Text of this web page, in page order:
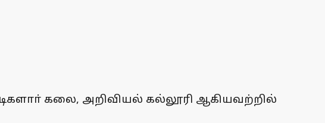
கலை, அறிவியல் கல்லூரி ஆகியவற்றில்